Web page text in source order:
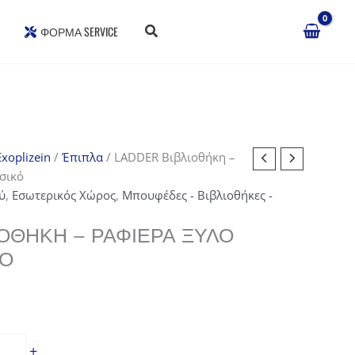
ΦΌΡΜΑ SERVICE
/ Έπιπλα/ LADDER Βιβλιοθήκη –
, Εσωτερικός Χώρος, Μπουφέδες - Βιβλιοθήκες -
– ΡΑΦΙΈΡΑ ΞΎΛΟ
+